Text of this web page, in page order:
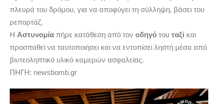
πλευρά του δρόμου, για να αποφύγει τη σύλληψη, βάσει του
ρεπορτάζ.
Η Αστυνομία πήρε κατάθεση από τον οδηγό του ταξί και
προσπαθεί να ταυτοποιήσει και να εντοπίσει ληστή μέσα από
βιντεοληπτικό υλικό καμερών ασφαλείας.
ΠΗΓΗ: newsbomb.gr